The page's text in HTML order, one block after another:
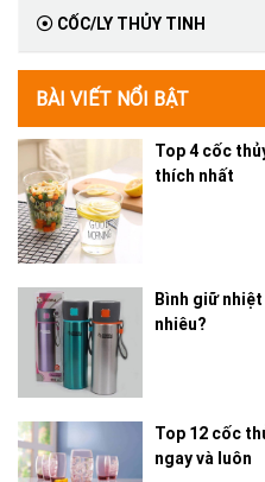
CỐC/LY THỦY TINH
BÀI VIẾT NỔI BẬT
Top 4 cốc
thích nhất
Bình giữ
nhiêu?
Top 12 cốc
ngay và luôn